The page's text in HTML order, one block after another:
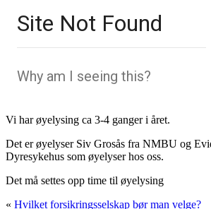
Vi har øyelysing ca 3-4 ganger i året.
Det er øyelyser Siv Grosås fra NMBU og
Dyresykehus som øyelyser hos oss.
Det må settes opp time til øyelysing
« Hvilket forsikringsselskap bør man velge?